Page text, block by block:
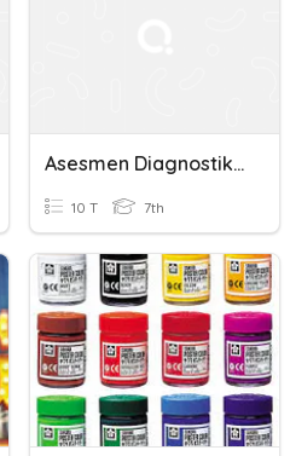
Asesmen Diagnostik Awal Materi Teori Musik
10 T 7th